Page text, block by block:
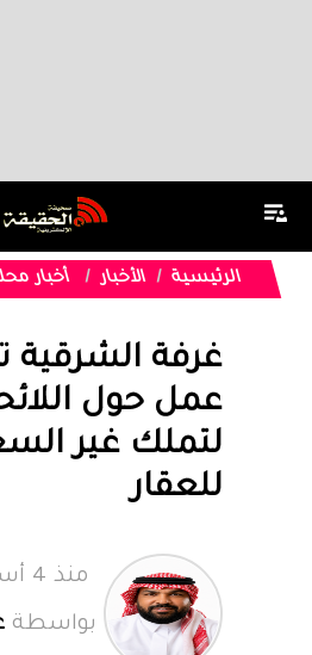
الرئيسية الأخبار أخبار
غرفة
عمل حول
لتملك غير
للعقار
منذ 4 أسبوع
بواسطة